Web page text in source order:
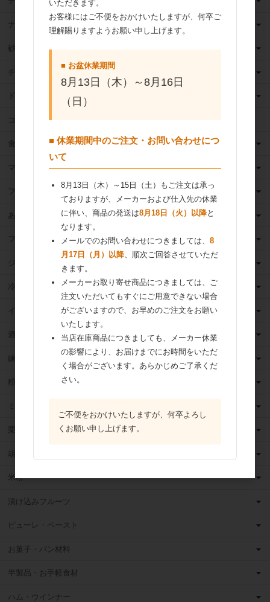
ナッツ
砂糖
チョコレート
ドライフルーツ
食用油
マーガリン
フィリング
あんこ
フルーツ（果物）缶詰
ジャム
冷凍フルーツ
イースト・酵母
酒類
練乳
粉 乳
ミックス粉
栗・芋・かぼちゃ
胡麻
米粉
漬け込みフルーツ
ピューレ・ペースト
お菓子・パン材料
半製品・お手軽食材
ハム・ウインナー
いただきます。
お客様にはご不便をおかけいたしますが、何卒ご
理解賜りますようお願い申し上げます。
■ お盆休業期間
8月13日（木）～8月16日
（日）
■ 休業期間中のご注文・お問い合わせにつ
いて
8月13日（木）～15日（土）もご注文は承っ
ておりますが、メーカーおよび仕入先の休業
に伴い、商品の発送は8月18日（火）以降と
なります。
メールでのお問い合わせにつきましては、 8
月17日（月）以降、順次ご回答させていただ
きます。
メーカーお取り寄せ商品につきましては、ご
注文いただいてもすぐにご用意できない場合
がございますので、お早めのご注文をお願い
いたします。
当店在庫商品につきましても、メーカー休業
の影響により、お届けまでにお時間をいただ
く場合がございます。あらかじめご了承くだ
さい。
ご不便をおかけいたしますが、何卒よろし
くお願い申し上げます。